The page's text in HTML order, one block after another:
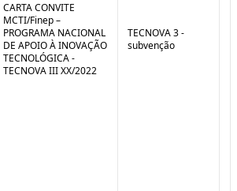
CARTA CONVITE
MCTI/Finep –
PROGRAMA NACIONAL
DE APOIO À INOVAÇÃO
TECNOLÓGICA -
TECNOVA III XX/2022
TECNOVA 3 -
subvenção